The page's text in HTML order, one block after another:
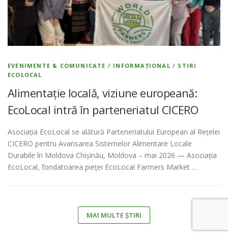
EVENIMENTE & COMUNICATE / INFORMAȚIONAL / STIRI
ECOLOCAL
Alimentație locală, viziune europeană:
EcoLocal intră în parteneriatul CICERO
Asociația EcoLocal se alătură Parteneriatului European al Rețelei
CICERO pentru Avansarea Sistemelor Alimentare Locale
Durabile în Moldova Chișinău, Moldova – mai 2026 — Asociația
EcoLocal, fondatoarea pieței EcoLocal Farmers Market …
MAI MULTE ȘTIRI